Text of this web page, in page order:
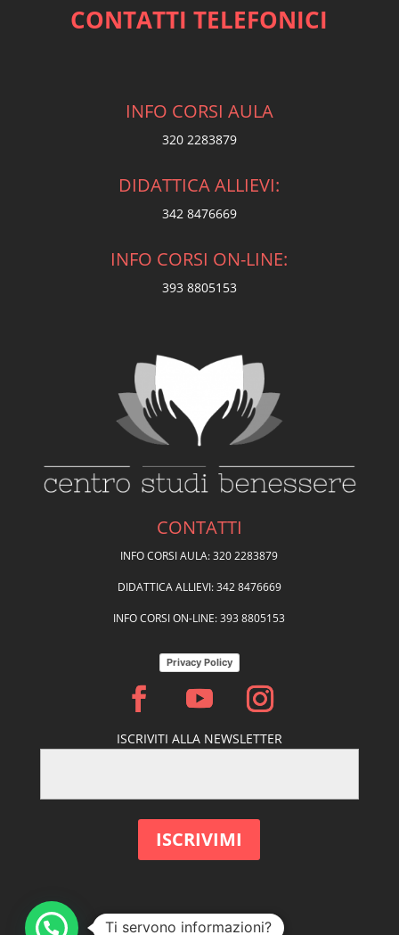
CONTATTI TELEFONICI
INFO CORSI AULA
320 2283879
DIDATTICA ALLIEVI:
342 8476669
INFO CORSI ON-LINE:
393 8805153
CONTATTI
INFO CORSI AULA: 320 2283879
DIDATTICA ALLIEVI: 342 8476669
INFO CORSI ON-LINE: 393 8805153
Privacy Policy
ISCRIVITI ALLA NEWSLETTER
Ti servono informazioni?